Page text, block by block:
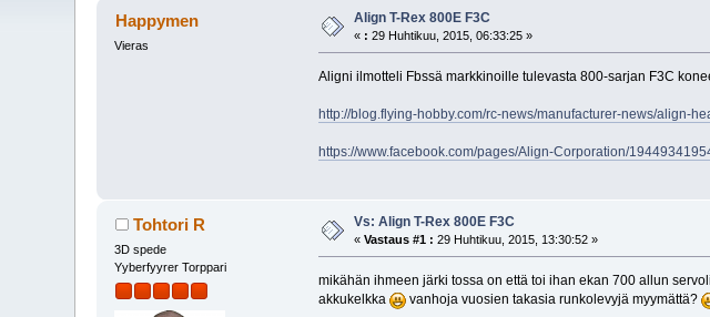
Happymen
Vieras
Align T-Rex 800E F3C
« : 29 Huhtikuu, 2015, 06:33:25 »
Aligni ilmotteli Fbssä markkinoille tulevasta 800-sarjan F3C
http://blog.flying-hobby.com/rc-news/manufacturer-news/align-
https://www.facebook.com/pages/Align-Corporation/
Tohtori R
3D spede
Yyberfyyrer Torppari
Vs: Align T-Rex 800E F3C
«Vastaus #1 : 29 Huhtikuu, 2015, 13:30:52 »
mikähän ihmeen järki tossa on että toi ihan ekan 700 allun
akkukelkka
vanhoja vuosien takasia runkolevyjä myymättä?